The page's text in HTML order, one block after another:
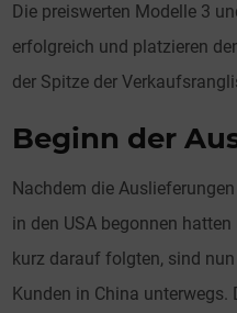
Die preiswerten Modelle 3
erfolgreich und platzieren
der Spitze der
Beginn der
Nachdem die
in den USA begonnen
kurz darauf folgten, sind
Kunden in China